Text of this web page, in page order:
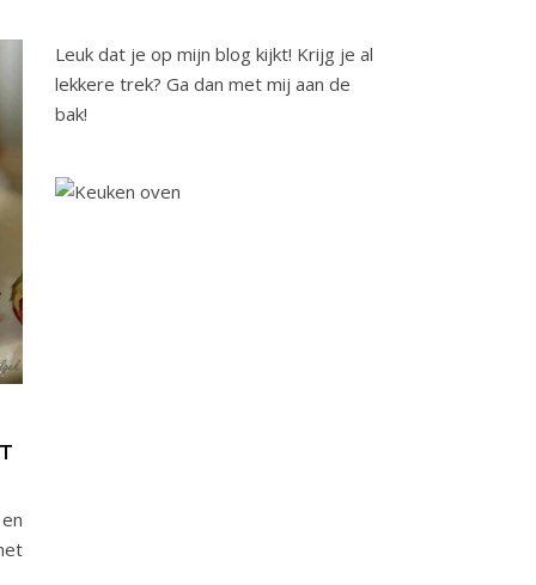
Leuk dat je op mijn blog kijkt! Krijg je al
lekkere trek? Ga dan met mij aan de
bak!